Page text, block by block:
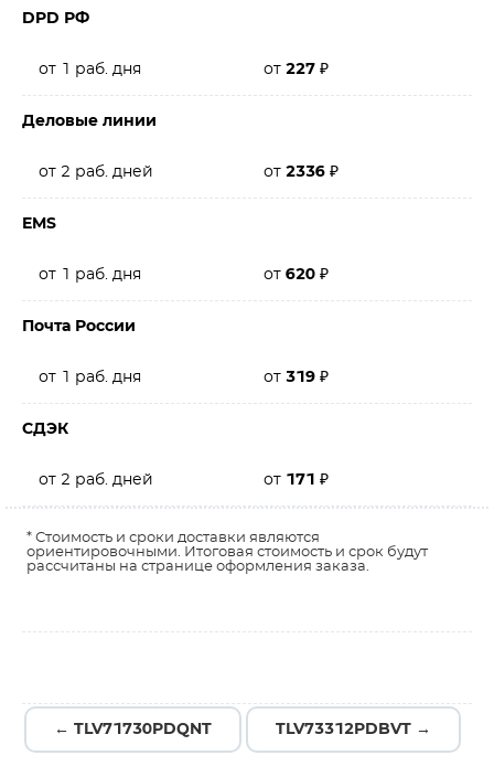
DPD РФ
от 1 раб. дня от 227 ₽
Деловые линии
от 2 раб. дней от 2336 ₽
EMS
от 1 раб. дня от 620 ₽
Почта России
от 1 раб. дня от 319 ₽
СДЭК
от 2 раб. дней от 171 ₽
* Стоимость и сроки доставки являются
ориентировочными. Итоговая стоимость и срок будут
рассчитаны на странице оформления заказа.
← TLV71730PDQNT TLV73312PDBVT →